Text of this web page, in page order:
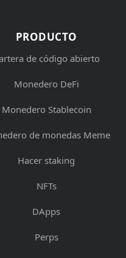
PRODUCTO
de código abierto
Monedero DeFi
Monedero Stablecoin
de monedas Meme
Hacer staking
NFTs
DApps
Perps